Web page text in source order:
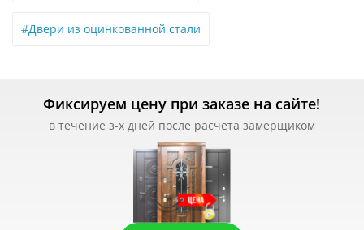
#Двери из оцинкованной стали
Фиксируем цену при заказе на сайте!
в течение з-х дней после расчета замерщиком